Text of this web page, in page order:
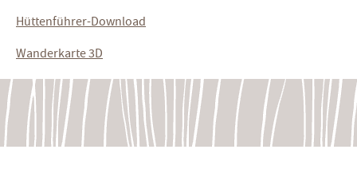
Hüttenführer-Download
Wanderkarte 3D